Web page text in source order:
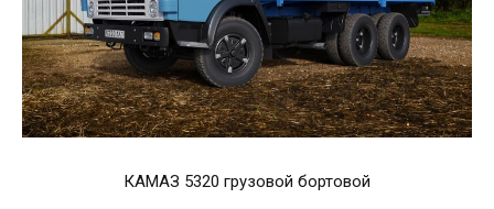
КАМАЗ 5320 грузовой бортовой